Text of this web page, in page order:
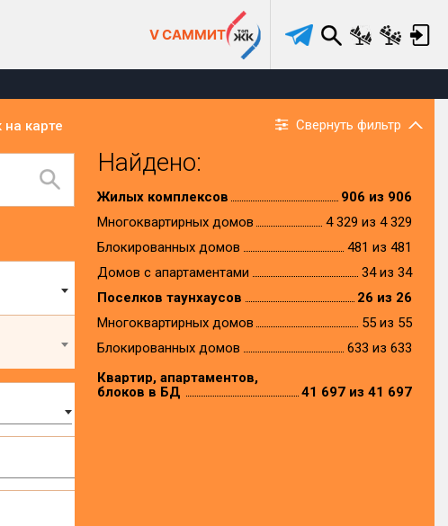
V САММИТ
на карте Свернуть фильтр
Найдено:
Жилых комплексов
906 из 906
Многоквартирных домов
4 329 из 4 329
Блокированных домов
481 из 481
Домов с апартаментами
34 из 34
Поселков таунхаусов
26 из 26
Многоквартирных домов
55 из 55
Блокированных домов
633 из 633
Квартир, апартаментов,
блоков в БД
41 697 из 41 697